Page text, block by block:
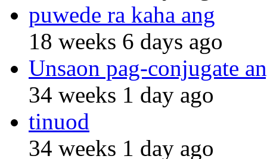
puwede ra kaha ang
18 weeks 6 days ago
Unsaon pag-conjugate
34 weeks 1 day ago
tinuod
34 weeks 1 day ago